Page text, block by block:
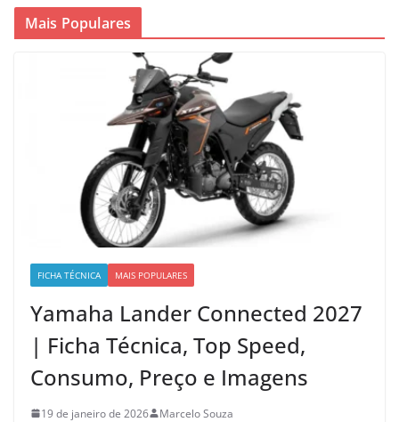
Mais Populares
FICHA TÉCNICA MAIS POPULARES
Yamaha Lander Connected 2027
| Ficha Técnica, Top Speed,
Consumo, Preço e Imagens
19 de janeiro de 2026 Marcelo Souza